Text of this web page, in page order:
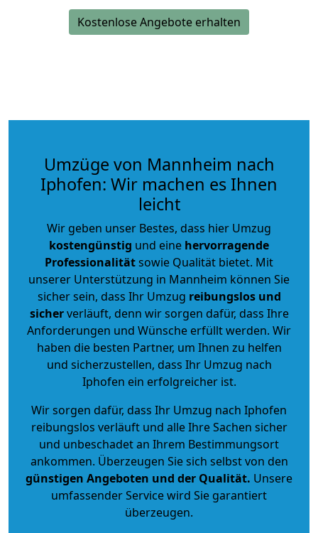
Kostenlose Angebote erhalten
Umzüge von Mannheim nach
Iphofen: Wir machen es Ihnen
leicht
Wir geben unser Bestes, dass hier Umzug
kostengünstig und eine hervorragende
Professionalitätsowie Qualität bietet. Mit
unserer Unterstützung in Mannheim können Sie
sicher sein, dass Ihr Umzug reibungslos und
sicherverläuft, denn wir sorgen dafür, dass Ihre
Anforderungen und Wünsche erfüllt werden. Wir
haben die besten Partner, um Ihnen zu helfen
und sicherzustellen, dass Ihr Umzug nach
Iphofen ein erfolgreicher ist.
Wir sorgen dafür, dass Ihr Umzug nach Iphofen
reibungslos verläuft und alle Ihre Sachen sicher
und unbeschadet an Ihrem Bestimmungsort
ankommen. Überzeugen Sie sich selbst von den
günstigen Angeboten und der Qualität. Unsere
umfassender Service wird Sie garantiert
überzeugen.